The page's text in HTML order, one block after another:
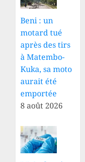
Beni : un
motard tué
après des tirs
à Matembo-
Kuka, sa moto
aurait été
emportée
8 août 2026